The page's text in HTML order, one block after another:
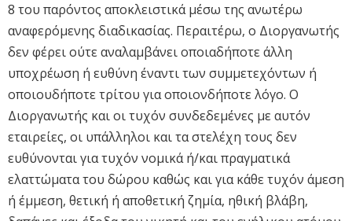
8 του παρόντος αποκλειστικά μέσω της ανωτέρω
αναφερόμενης διαδικασίας. Περαιτέρω, ο Διοργανωτής
δεν φέρει ούτε αναλαμβάνει οποιαδήποτε άλλη
υποχρέωση ή ευθύνη έναντι των συμμετεχόντων ή
οποιουδήποτε τρίτου για οποιονδήποτε λόγο. Ο
Διοργανωτής και οι τυχόν συνδεδεμένες με αυτόν
εταιρείες, οι υπάλληλοι και τα στελέχη τους δεν
ευθύνονται για τυχόν νομικά ή/και πραγματικά
ελαττώματα του δώρου καθώς και για κάθε τυχόν άμεση
ή έμμεση, θετική ή αποθετική ζημία, ηθική βλάβη,